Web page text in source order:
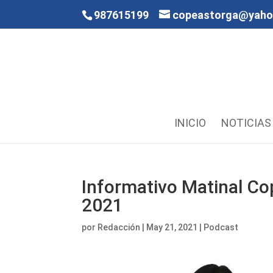
987615199
INICIO NOTICIAS
Informativo Matinal
2021
por Redacción May 21, 2021 Podcast